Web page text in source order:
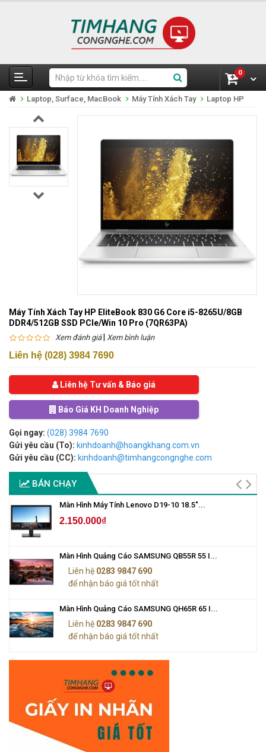
0
Laptop, Surface, MacBook Máy Tính Xách Tay Laptop HP
Máy Tính Xách Tay HP EliteBook 830 G6 Core i5-8265U/8GB
DDR4/512GB SSD PCIe/Win 10 Pro (7QR63PA)
Xem đánh giá| Xem bình luận
Liên hệ (028) 3984 7690
Liên hệ Tư vấn & Báo giá
Báo Giá KH Doanh Nghiệp
Gọi ngay: (028) 3984 7690
Gửi yêu cầu (To): kinhdoanh@hoangkhang.com.vn
Gửi yêu cầu (CC): kinhdoanh@timhangcongnghe.com
BÁN CHẠY
Màn Hình Máy Tính Lenovo D19-10 18.5"...
2.150.000₫
Màn Hình Quảng Cáo SAMSUNG QB55R 55 I...
Liên hệ 0283 9847 690
để nhận báo giá tốt nhất
Màn Hình Quảng Cáo SAMSUNG QH65R 65 I...
Liên hệ 0283 9847 690
để nhận báo giá tốt nhất